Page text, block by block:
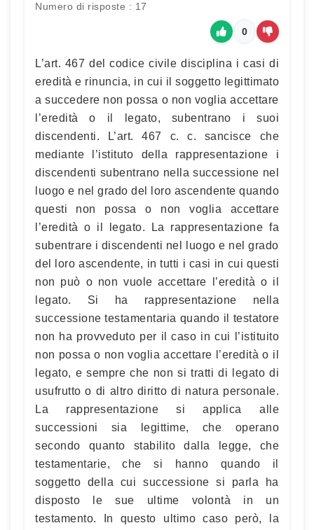
Numero di risposte : 17
0
L’art. 467 del codice civile disciplina i casi di
eredità e rinuncia, in cui il soggetto legittimato
a succedere non possa o non voglia accettare
l’eredità o il legato, subentrano i suoi
discendenti. L’art. 467 c. c. sancisce che
mediante l’istituto della rappresentazione i
discendenti subentrano nella successione nel
luogo e nel grado del loro ascendente quando
questi non possa o non voglia accettare
l’eredità o il legato. La rappresentazione fa
subentrare i discendenti nel luogo e nel grado
del loro ascendente, in tutti i casi in cui questi
non può o non vuole accettare l’eredità o il
legato. Si ha rappresentazione nella
successione testamentaria quando il testatore
non ha provveduto per il caso in cui l’istituito
non possa o non voglia accettare l’eredità o il
legato, e sempre che non si tratti di legato di
usufrutto o di altro diritto di natura personale.
La rappresentazione si applica alle
successioni sia legittime, che operano
secondo quanto stabilito dalla legge, che
testamentarie, che si hanno quando il
soggetto della cui successione si parla ha
disposto le sue ultime volontà in un
testamento. In questo ultimo caso però, la